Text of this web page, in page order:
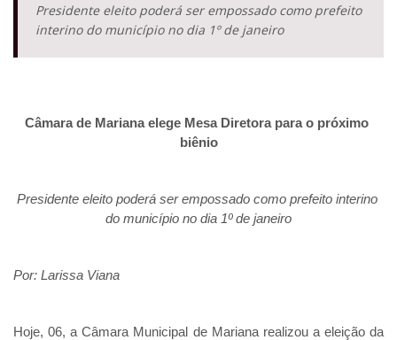
Presidente eleito poderá ser empossado como prefeito
interino do município no dia 1º de janeiro
Câmara de Mariana elege Mesa Diretora para o próximo
biênio
Presidente eleito poderá ser empossado como prefeito interino
do município no dia 1º de janeiro
Por: Larissa Viana
Hoje, 06, a Câmara Municipal de Mariana realizou a eleição da